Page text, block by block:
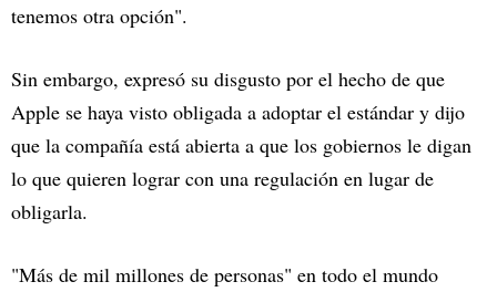
tenemos otra opción".
Sin embargo, expresó su disgusto por el hecho de que
Apple se haya visto obligada a adoptar el estándar y dijo
que la compañía está abierta a que los gobiernos le digan
lo que quieren lograr con una regulación en lugar de
obligarla.
"Más de mil millones de personas" en todo el mundo